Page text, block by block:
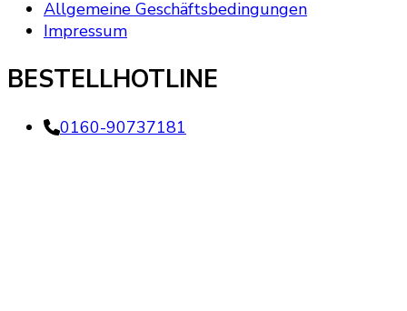
Allgemeine Geschäftsbedingungen
Impressum
BESTELLHOTLINE
0160-90737181